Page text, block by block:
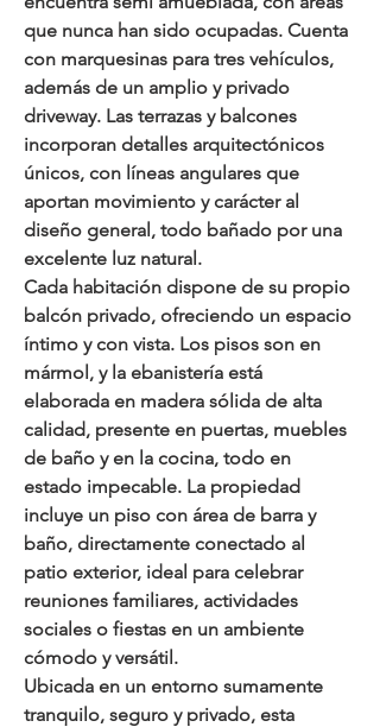
que nunca han sido ocupadas. Cuenta
con marquesinas para tres vehículos,
además de un amplio y privado
driveway. Las terrazas y balcones
incorporan detalles arquitectónicos
únicos, con líneas angulares que
aportan movimiento y carácter al
diseño general, todo bañado por una
excelente luz natural.
Cada habitación dispone de su propio
balcón privado, ofreciendo un espacio
íntimo y con vista. Los pisos son en
mármol, y la ebanistería está
elaborada en madera sólida de alta
calidad, presente en puertas, muebles
de baño y en la cocina, todo en
estado impecable. La propiedad
incluye un piso con área de barra y
baño, directamente conectado al
patio exterior, ideal para celebrar
reuniones familiares, actividades
sociales o fiestas en un ambiente
cómodo y versátil.
Ubicada en un entorno sumamente
tranquilo, seguro y privado, esta